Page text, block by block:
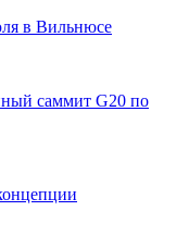
в Вильнюсе
саммит G20 по